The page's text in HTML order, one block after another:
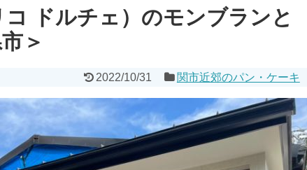
ドルチェ）のモンブランと
＞
2022/10/31 関市近郊のパン・ケーキ